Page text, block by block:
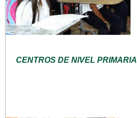
CENTROS DE NIVEL PRIMARIA